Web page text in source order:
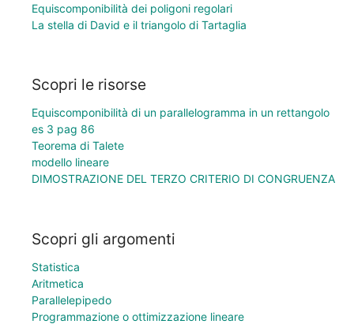
Equiscomponibilità dei poligoni regolari
La stella di David e il triangolo di Tartaglia
Scopri le risorse
Equiscomponibilità di un parallelogramma in un rettangolo
es 3 pag 86
Teorema di Talete
modello lineare
DIMOSTRAZIONE DEL TERZO CRITERIO DI CONGRUENZA
Scopri gli argomenti
Statistica
Aritmetica
Parallelepipedo
Programmazione o ottimizzazione lineare